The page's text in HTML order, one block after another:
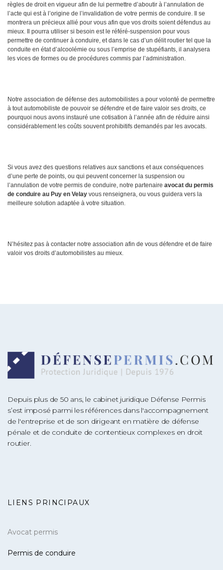
règles de droit en vigueur afin de lui permettre d’aboutir à l’annulation de
l’acte qui est à l’origine de l’invalidation de votre permis de conduire. Il se
montrera un précieux allié pour vous afin que vos droits soient défendus au
mieux. Il pourra utiliser si besoin est le référé-suspension pour vous
permettre de continuer à conduire, et dans le cas d’un délit routier tel que la
conduite en état d’alcoolémie ou sous l’emprise de stupéfiants, il analysera
les vices de formes ou de procédures commis par l’administration.
Notre association de défense des automobilistes a pour volonté de permettre
à tout automobiliste de pouvoir se défendre et de faire valoir ses droits, ce
pourquoi nous avons instauré une cotisation à l’année afin de réduire ainsi
considérablement les coûts souvent prohibitifs demandés par les avocats.
Si vous avez des questions relatives aux sanctions et aux conséquences
d’une perte de points, ou qui peuvent concerner la suspension ou
l’annulation de votre permis de conduire, notre partenaire avocat du permis
de conduire au Puy en Velay vous renseignera, ou vous guidera vers la
meilleure solution adaptée à votre situation.
N’hésitez pas à contacter notre association afin de vous défendre et de faire
valoir vos droits d’automobilistes au mieux.
Depuis plus de 50 ans, le cabinet juridique Défense Permis
s’est imposé parmi les références dans l'accompagnement
de l'entreprise et de son dirigeant en matière de défense
pénale et de conduite de contentieux complexes en droit
routier.
LIENS PRINCIPAUX
Avocat permis
Permis de conduire